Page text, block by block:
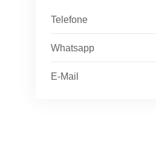
Telefone
Whatsapp
E-Mail